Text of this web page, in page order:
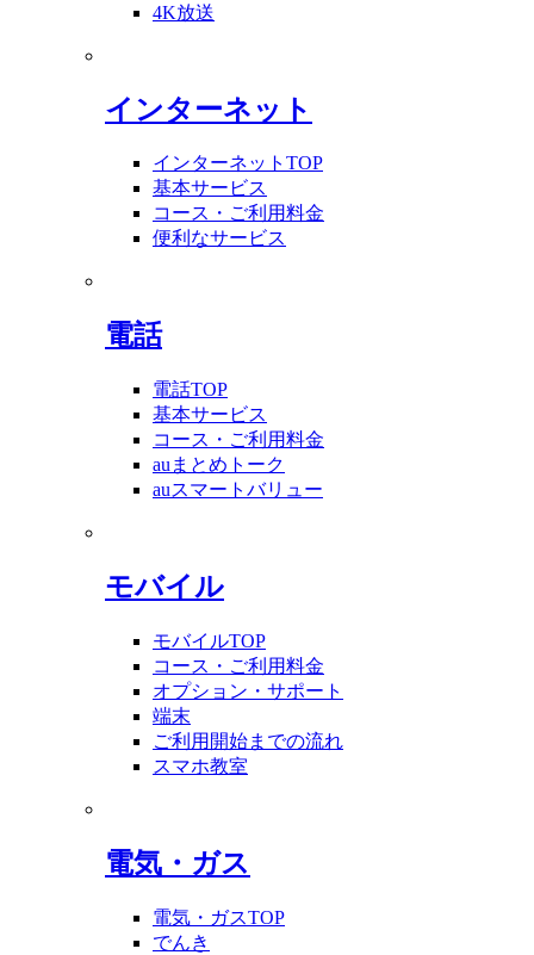
4K放送
インターネット
インターネットTOP
基本サービス
コース・ご利用料金
便利なサービス
電話
電話TOP
基本サービス
コース・ご利用料金
auまとめトーク
auスマートバリュー
モバイル
モバイルTOP
コース・ご利用料金
オプション・サポート
端末
ご利用開始までの流れ
スマホ教室
電気・ガス
電気・ガスTOP
でんき